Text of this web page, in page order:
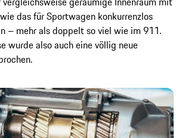
das für Sportwagen konkurrenzlos
– mehr als doppelt so viel wie im 911.
wurde also auch eine völlig neue